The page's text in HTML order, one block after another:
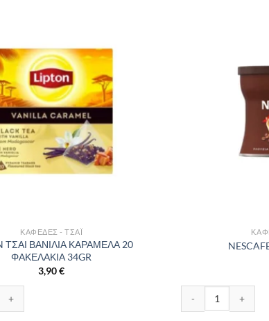
ΚΑΦΈΔΕΣ - ΤΣΆΙ
ΤΣΑΙ ΒΑΝΙΛΙΑ ΚΑΡΑΜΕΛΑ 20
ΦΑΚΕΛΑΚΙΑ 34GR
3,90€